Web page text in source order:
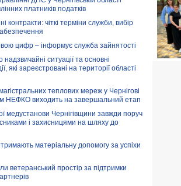
платників податків
контракти: чіткі терміни служби, вибір
цифр – інформує служба зайнятості
надзвичайні ситуації та основні
які зареєстровані на території області
теплових мереж у Чернігові
НЕФКО виходить на завершальний етап
медустанови Чернігівщини завжди поруч
і захисницями на шляху до
матеріальну допомогу за успіхи
ветеранський простір за підтримки